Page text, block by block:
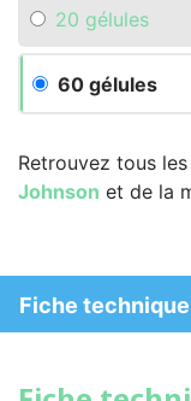
20 gélules
60 gélules
Retrouvez tous
Johnson et de la
Fiche technique